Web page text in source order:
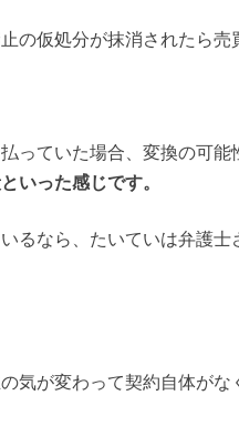
止の仮処分が抹消されたら
っていた場合、変換の可
いった感じです。
るなら、たいていは弁護
気が変わって契約自体がな